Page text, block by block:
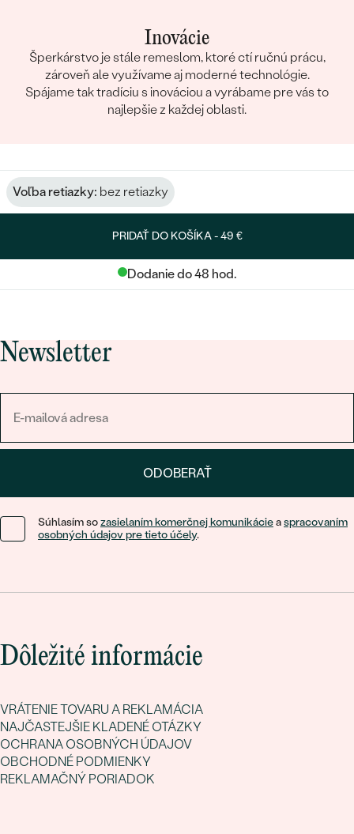
Inovácie
Šperkárstvo je stále remeslom, ktoré ctí ručnú prácu,
zároveň ale využívame aj moderné technológie.
Spájame tak tradíciu s inováciou a vyrábame pre vás to
najlepšie z každej oblasti.
Voľba retiazky: bez retiazky
PRIDAŤ DO KOŠÍKA -49 €
Dodanie do 48 hod.
Newsletter
ODOBERAŤ
Súhlasím sozasielaním komerčnej komunikácieaspracovaním
osobných údajov pre tieto účely.
Dôležité informácie
VRÁTENIE TOVARU A REKLAMÁCIA
NAJČASTEJŠIE KLADENÉ OTÁZKY
OCHRANA OSOBNÝCH ÚDAJOV
OBCHODNÉ PODMIENKY
REKLAMAČNÝ PORIADOK